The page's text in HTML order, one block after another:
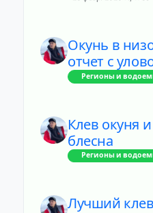
Окунь в
отчет с
Регионы и
Клев окуня
блесна
Регионы и
Лучший